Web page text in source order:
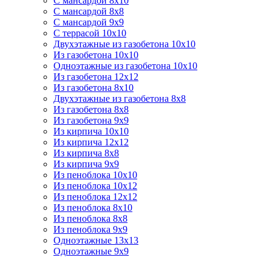
С мансардой 8х8
С мансардой 9х9
С террасой 10х10
Двухэтажные из газобетона 10х10
Из газобетона 10х10
Одноэтажные из газобетона 10х10
Из газобетона 12х12
Из газобетона 8х10
Двухэтажные из газобетона 8х8
Из газобетона 8х8
Из газобетона 9х9
Из кирпича 10х10
Из кирпича 12х12
Из кирпича 8х8
Из кирпича 9х9
Из пеноблока 10х10
Из пеноблока 10х12
Из пеноблока 12х12
Из пеноблока 8х10
Из пеноблока 8х8
Из пеноблока 9х9
Одноэтажные 13х13
Одноэтажные 9х9